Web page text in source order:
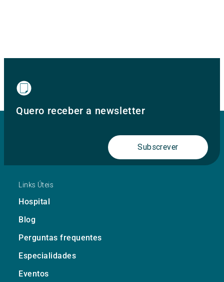
Quero receber a newsletter
Subscrever
Links Úteis
Hospital
Blog
Perguntas frequentes
Especialidades
Eventos